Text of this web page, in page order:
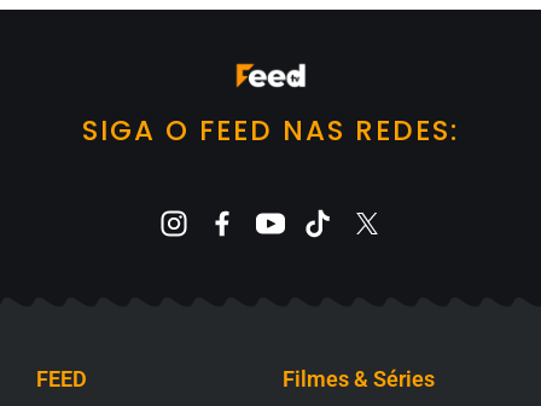
SIGA O FEED NAS REDES:
FEED Filmes & Séries